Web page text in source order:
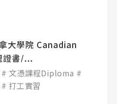
大學院 Canadian
證書/...
文憑課程Diploma
打工實習